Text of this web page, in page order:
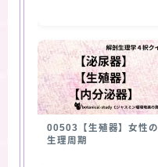
00503【生殖器】女性の
生理周期